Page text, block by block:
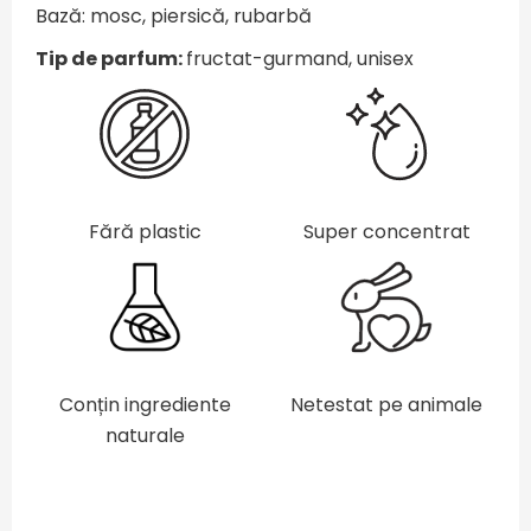
Bază: mosc, piersică, rubarbă
Tip de parfum:fructat-gurmand, unisex
Fără plastic Super concentrat
Conțin ingrediente
naturale
Netestat pe animale